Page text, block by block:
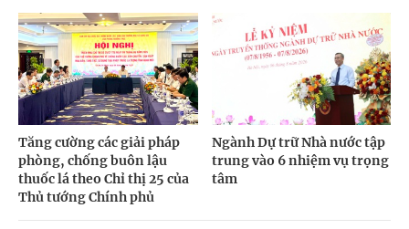
Tăng cường các giải pháp
phòng, chống buôn lậu
thuốc lá theo Chỉ thị 25 của
Thủ tướng Chính phủ
Ngành Dự trữ Nhà nước tập
trung vào 6 nhiệm vụ trọng
tâm